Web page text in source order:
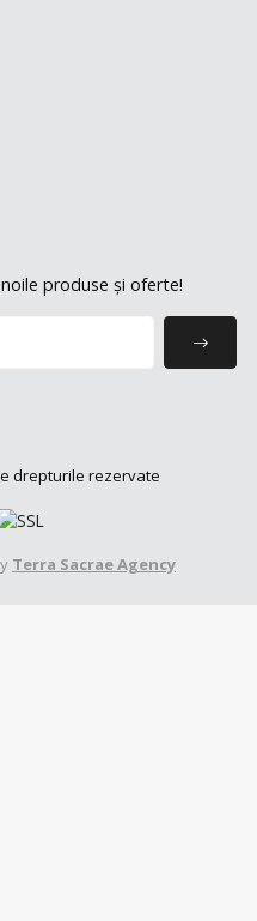
produse și oferte!
drepturile rezervate
Terra Sacrae Agency